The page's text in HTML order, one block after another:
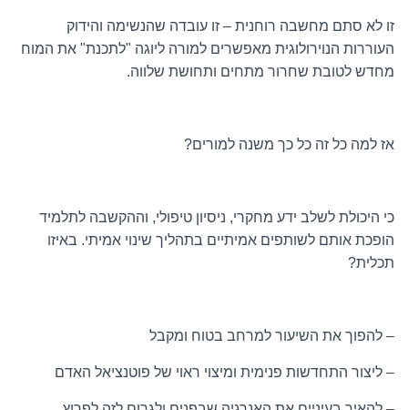
זו לא סתם מחשבה רוחנית – זו עובדה שהנשימה והידוק
העוררות הנוירולוגית מאפשרים למורה ליוגה "לתכנת" את המוח
מחדש לטובת שחרור מתחים ותחושת שלווה.
אז למה כל זה כל כך משנה למורים?
כי היכולת לשלב ידע מחקרי, ניסיון טיפולי, וההקשבה לתלמיד
הופכת אותם לשותפים אמיתיים בתהליך שינוי אמיתי. באיזו
תכלית?
– להפוך את השיעור למרחב בטוח ומקבל
– ליצור התחדשות פנימית ומיצוי ראוי של פוטנציאל האדם